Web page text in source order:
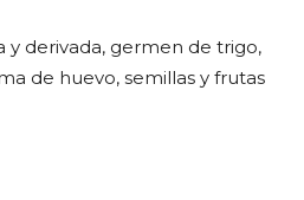
y derivada, germen de trigo,
de huevo, semillas y frutas